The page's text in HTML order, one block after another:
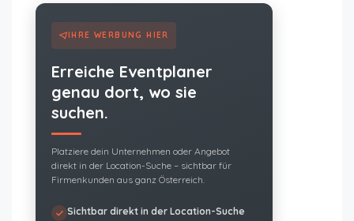
IHRE WERBUNG HIER
Erreiche Eventplaner
genau dort, wo sie
suchen.
Platziere dein Unternehmen oder Angebot
direkt in der Location-Suche – sichtbar für
Firmenkunden aus ganz Österreich.
Sichtbar direkt in der Location-Suche